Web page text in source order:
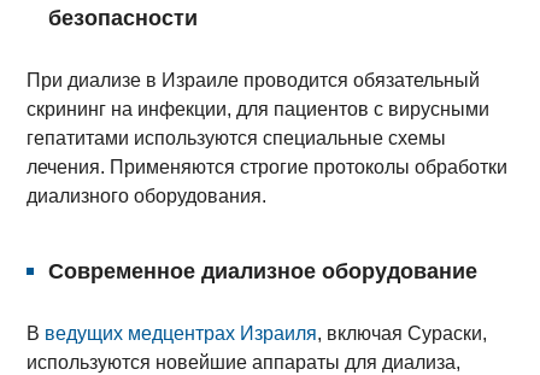
безопасности
При диализе в Израиле проводится обязательный
скрининг на инфекции, для пациентов с вирусными
гепатитами используются специальные схемы
лечения. Применяются строгие протоколы обработки
диализного оборудования.
Современное диализное оборудование
В ведущих медцентрах Израиля, включая Сураски,
используются новейшие аппараты для диализа,